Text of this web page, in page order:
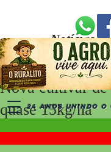
24 ANOS UNINDO O
Notícias
Nova cultivar
quase 15kg/ha